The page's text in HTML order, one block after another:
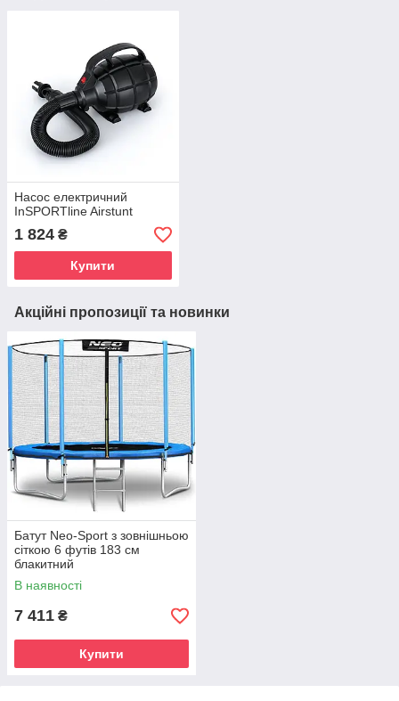
Насос електричний
InSPORTline Airstunt
1 824 ₴
Купити
Акційні пропозиції та новинки
Батут Neo-Sport з зовнішньою
сіткою 6 футів 183 см
блакитний
В наявності
7 411 ₴
Купити